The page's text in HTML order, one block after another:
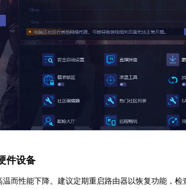
件设备
而性能下降。建议定期重启路由器以恢复功能，检